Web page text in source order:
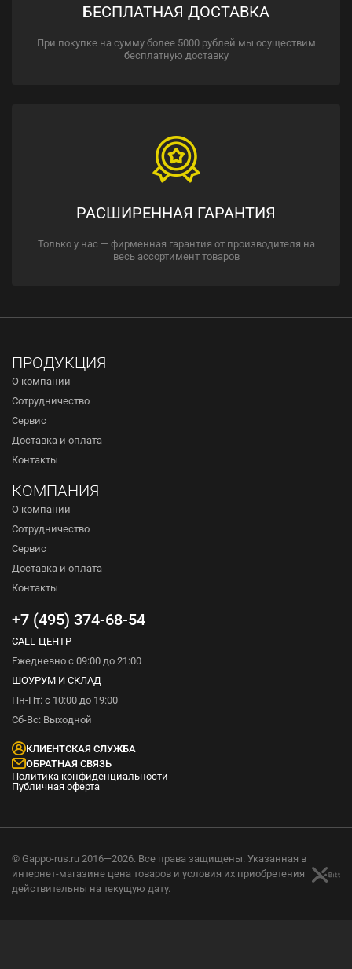
БЕСПЛАТНАЯ ДОСТАВКА
При покупке на сумму более 5000 рублей мы осуществим
бесплатную доставку
РАСШИРЕННАЯ ГАРАНТИЯ
Только у нас — фирменная гарантия от производителя на
весь ассортимент товаров
ПРОДУКЦИЯ
О компании
Сотрудничество
Сервис
Доставка и оплата
Контакты
КОМПАНИЯ
О компании
Сотрудничество
Сервис
Доставка и оплата
Контакты
+7 (495) 374-68-54
CALL-ЦЕНТР
Ежедневно с 09:00 до 21:00
ШОУРУМ И СКЛАД
Пн-Пт: с 10:00 до 19:00
Сб-Вс: Выходной
КЛИЕНТСКАЯ СЛУЖБА
ОБРАТНАЯ СВЯЗЬ
Политика конфиденциальности
Публичная оферта
© Gappo-rus.ru 2016—2026. Все права защищены. Указанная в
интернет-магазине цена товаров и условия их приобретения
действительны на текущую дату.